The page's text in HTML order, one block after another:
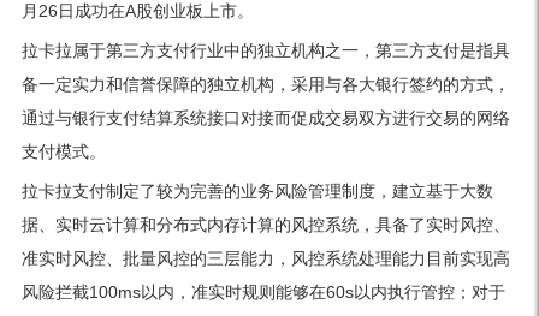
月26日成功在A股创业板上市。
拉卡拉属于第三方支付行业中的独立机构之一，第三方支付是指具
备一定实力和信誉保障的独立机构，采用与各大银行签约的方式，
通过与银行支付结算系统接口对接而促成交易双方进行交易的网络
支付模式。
拉卡拉支付制定了较为完善的业务风险管理制度，建立基于大数
据、实时云计算和分布式内存计算的风控系统，具备了实时风控、
准实时风控、批量风控的三层能力，风控系统处理能力目前实现高
风险拦截100ms以内，准实时规则能够在60s以内执行管控；对于